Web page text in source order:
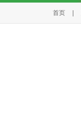
首页